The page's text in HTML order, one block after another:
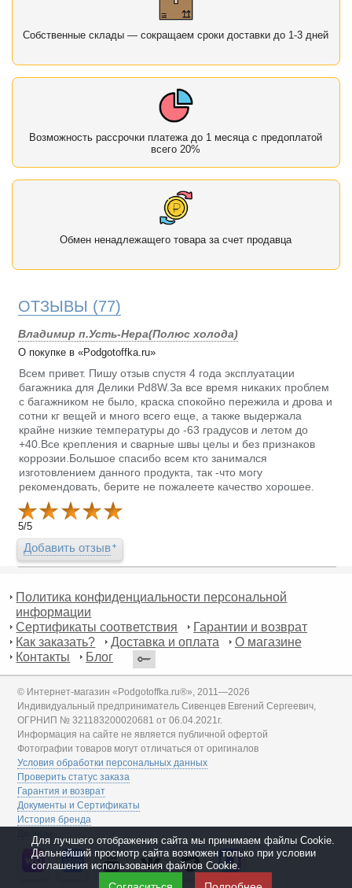
Собственные склады — сокращаем сроки доставки до 1-3 дней
Возможность рассрочки платежа до 1 месяца с предоплатой
всего 20%
Обмен ненадлежащего товара за счет продавца
ОТЗЫВЫ (77)
Владимир п.Усть-Нера(Полюс холода)
О покупке в «Podgotoffka.ru»
Всем привет. Пишу отзыв спустя 4 года эксплуатации
багажника для Делики Pd8W.За все время никаких проблем
с багажником не было, краска спокойно пережила и дрова и
сотни кг вещей и много всего еще, а также выдержала
крайне низкие температуры до -63 градусов и летом до
+40.Все крепления и сварные швы целы и без признаков
коррозии.Большое спасибо всем кто занимался
изготовлением данного продукта, так -что могу
рекомендовать, берите не пожалеете качество хорошее.
5/5
Добавить отзыв
Политика конфиденциальности персональной
информации
Сертификаты соответствия
Гарантии и возврат
Как заказать?
Доставка и оплата
О магазине
Контакты
Блог
© Интернет-магазин «Podgotoffka.ru®», 2011—2026
Индивидуальный предприниматель Сивенцев Евгений Сергеевич,
ОГРНИП № 321183200020681 от 06.04.2021г.
Информация на сайте не является публичной офертой
Фотографии товаров могут отличаться от оригиналов
Условия обработки персональных данных
Проверить статус заказа
Гарантия и возврат
Документы и Сертификаты
История бренда
Дилеры
Для лучшего отображения сайта мы принимаем файлы Cookie.
Дальнейший просмотр сайта возможен только при условии
соглашения использования файлов Cookie.